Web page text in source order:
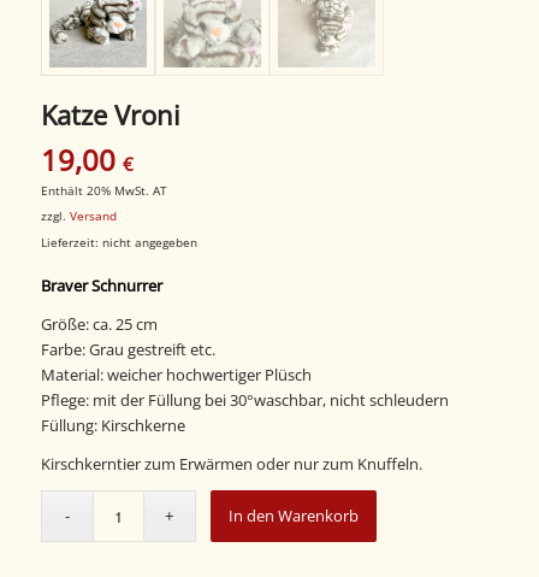
Katze Vroni
19,00 €
Enthält 20% MwSt. AT
zzgl. Versand
Lieferzeit: nicht angegeben
Braver Schnurrer
Größe: ca. 25 cm
Farbe: Grau gestreift etc.
Material: weicher hochwertiger Plüsch
Pflege: mit der Füllung bei 30°waschbar, nicht schleudern
Füllung: Kirschkerne
Kirschkerntier zum Erwärmen oder nur zum Knuffeln.
In den Warenkorb